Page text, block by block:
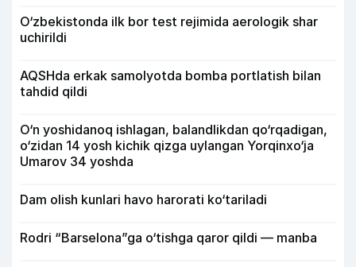
O‘zbekistonda ilk bor test rejimida aerologik shar
uchirildi
AQSHda erkak samolyotda bomba portlatish bilan
tahdid qildi
O‘n yoshidanoq ishlagan, balandlikdan qo‘rqadigan,
o‘zidan 14 yosh kichik qizga uylangan Yorqinxo‘ja
Umarov 34 yoshda
Dam olish kunlari havo harorati ko‘tariladi
Rodri “Barselona”ga o‘tishga qaror qildi — manba